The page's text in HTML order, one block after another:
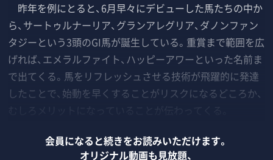
昨年を例にとると、6月早々にデビューした馬たちの中か
ら、サートゥルナーリア、グランアレグリア、ダノンファン
タジーという3頭のGI馬が誕生している。重賞まで範囲を広
げれば、エメラルファイト、ハッピーアワーといった名前ま
で出てくる。馬をリフレッシュさせる技術が飛躍的に発達
したことで、始動を早くすることがリスクになるどころか、
会員になると続きをお読みいただけます。
オリジナル動画も見放題、